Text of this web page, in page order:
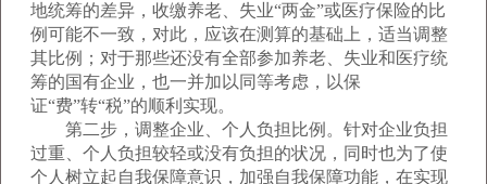
地统筹的差异，收缴养老、失业“两金”或医疗保险的比
例可能不一致，对此，应该在测算的基础上，适当调整
其比例；对于那些还没有全部参加养老、失业和医疗统
筹的国有企业，也一并加以同等考虑，以保
证“费”转“税”的顺利实现。
第二步，调整企业、个人负担比例。针对企业负担
过重、个人负担较轻或没有负担的状况，同时也为了使
个人树立起自我保障意识，加强自我保障功能，在实现